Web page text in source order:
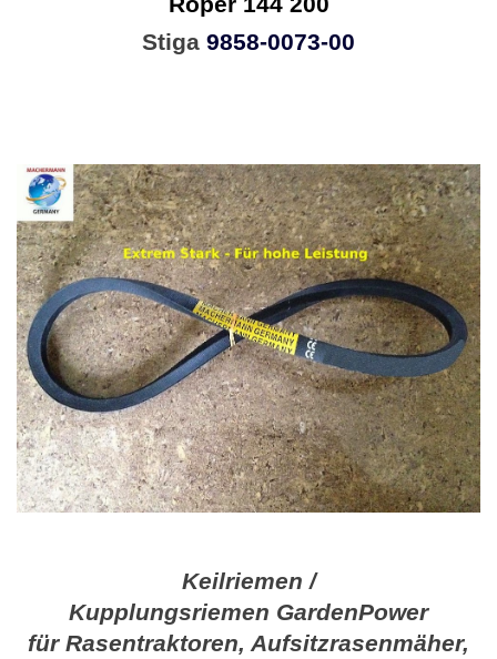
Stiga 9858-0073-00
Keilriemen /
Kupplungsriemen GardenPower
für Rasentraktoren, Aufsitzrasenmäher,